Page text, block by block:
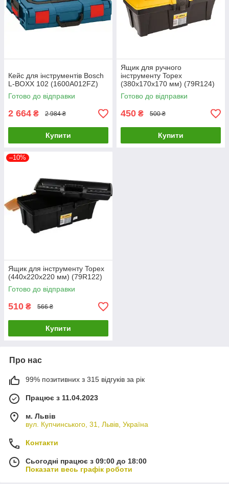
Кейс для інструментів Bosch
L-BOXX 102 (1600A012FZ)
Готово до відправки
2 664 ₴ 2 984 ₴
Купити
Ящик для ручного
інструменту Topex
(380х170х170 мм) (79R124)
Готово до відправки
450 ₴ 500 ₴
Купити
–10%
Ящик для інструменту Topex
(440х220х220 мм) (79R122)
Готово до відправки
510 ₴ 566 ₴
Купити
Про нас
99% позитивних з 315 відгуків за рік
Працює з 11.04.2023
м. Львів
вул. Купчинського, 31, Львів, Україна
Контакти
Сьогодні працює з 09:00 до 18:00
Показати весь графік роботи